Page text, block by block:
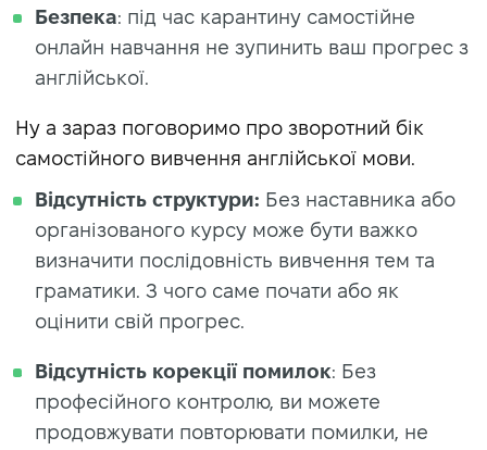
Безпека: під час карантину самостійне
онлайн навчання не зупинить ваш прогрес з
англійської.
Ну а зараз поговоримо про зворотний бік
самостійного вивчення англійської мови.
Відсутність структури: Без наставника або
організованого курсу може бути важко
визначити послідовність вивчення тем та
граматики. З чого саме почати або як
оцінити свій прогрес.
Відсутність корекції помилок: Без
професійного контролю, ви можете
продовжувати повторювати помилки, не